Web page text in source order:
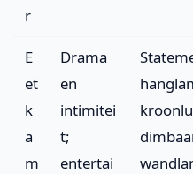
r
E
et
k
a
m
Drama
en
intimitei
t;
entertai